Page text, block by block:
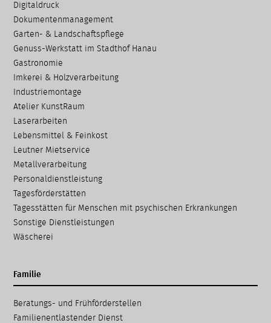
Digitaldruck
Dokumenten­management
Garten- & Landschafts­pflege
Genuss-Werkstatt im Stadthof Hanau
Gastronomie
Imkerei & Holz­verarbeitung
Industriemontage
Atelier KunstRaum
Laserarbeiten
Lebensmittel & Feinkost
Leutner Mietservice
Metallverarbeitung
Personaldienstleistung
Tagesförderstätten
Tagesstätten für Menschen mit psychischen Erkrankungen
Sonstige Dienstleistungen
Wäscherei
Familie
Navigation
überspringen
Beratungs- und Frühförder­stellen
Familien­entlastender Dienst